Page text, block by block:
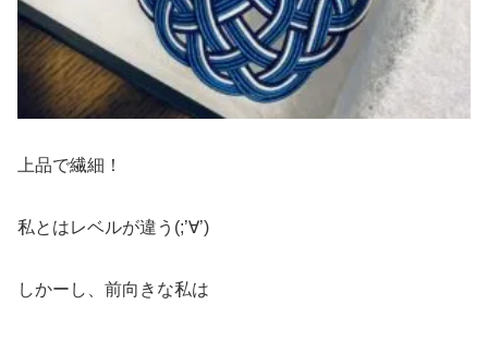
上品で繊細！
私とはレベルが違う(;’∀’)
しかーし、前向きな私は